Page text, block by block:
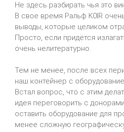
Не здесь разбирать чья это
В свое время Ральф K0IR
выводы, которые целиком
Просто, если придётся
очень нелитературно.
Тем не менее, после всех
наш контейнер с
Встал вопрос, что с этим
идея переговорить с
оставить оборудование для
менее сложную